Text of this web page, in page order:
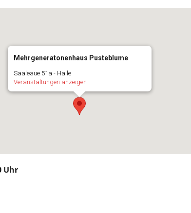
Mehrgeneratonenhaus Pusteblume
Saaleaue 51a - Halle
Veranstaltungen anzeigen
Uhr